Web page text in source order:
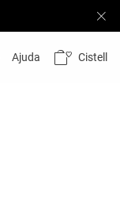
Ajuda Cistell